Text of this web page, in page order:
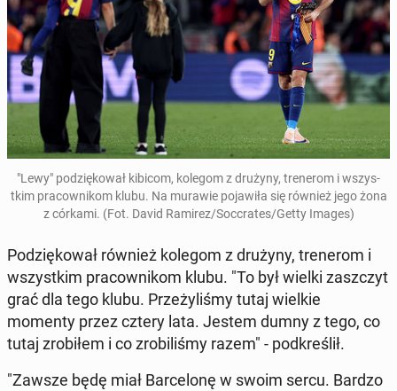
"Lewy" podz­iękował kibicom, kolegom z drużyny, tren­erom i wszys­
tkim pra­cown­ikom klubu. Na murawie po­jaw­iła się również jego żona
z córkami. (Fot. David Ramirez/Soc­crates/Getty Images)
Podz­iękował również kolegom z drużyny, tren­erom i
wszys­tkim pra­cown­ikom klubu. "To był wielki za­szczyt
grać dla tego klubu. Przeżyliśmy tutaj wielkie
momenty przez cztery lata. Jestem dumny z tego, co
tutaj zro­biłem i co zro­bil­iśmy razem" - pod­kreślił.
"Zawsze będę miał Barcelonę w swoim sercu. Bardzo